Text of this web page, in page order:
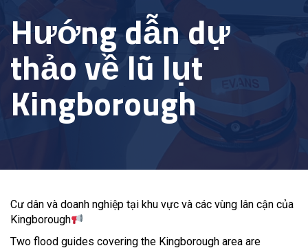
Hướng dẫn dự
thảo về lũ lụt
Kingborough
Cư dân và doanh nghiệp tại khu vực và các vùng lân cận của
Kingborough
Two flood guides covering the Kingborough area are